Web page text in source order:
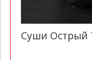
Суши Острый